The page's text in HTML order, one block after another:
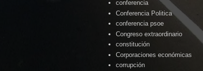
conferencia
Conferencia Politica
conferencia psoe
Congreso extraordinario
constitución
Corporaciones económicas
corrupción